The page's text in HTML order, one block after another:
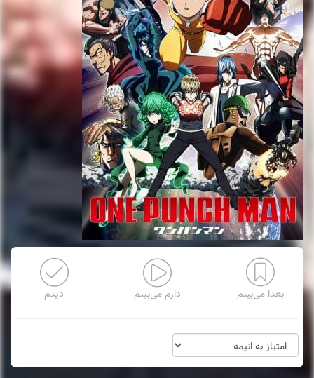
بعدا می‌بینم دارم می‌بینم دیدم